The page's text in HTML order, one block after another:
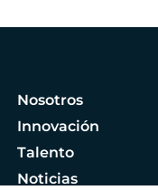
Nosotros
Innovación
Talento
Noticias